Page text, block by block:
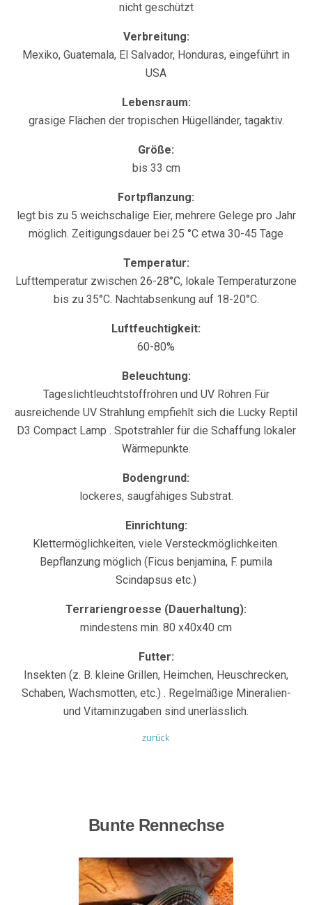
nicht geschützt
Verbreitung:
Mexiko, Guatemala, El Salvador, Honduras, eingeführt in
USA
Lebensraum:
grasige Flächen der tropischen Hügelländer, tagaktiv.
Größe:
bis 33 cm
Fortpflanzung:
legt bis zu 5 weichschalige Eier, mehrere Gelege pro Jahr
möglich. Zeitigungsdauer bei 25 °C etwa 30-45 Tage
Temperatur:
Lufttemperatur zwischen 26-28°C, lokale Temperaturzone
bis zu 35°C. Nachtabsenkung auf 18-20°C.
Luftfeuchtigkeit:
60-80%
Beleuchtung:
Tageslichtleuchtstoffröhren und UV Röhren Für
ausreichende UV Strahlung empfiehlt sich die Lucky Reptil
D3 Compact Lamp . Spotstrahler für die Schaffung lokaler
Wärmepunkte.
Bodengrund:
lockeres, saugfähiges Substrat.
Einrichtung:
Klettermöglichkeiten, viele Versteckmöglichkeiten.
Bepflanzung möglich (Ficus benjamina, F. pumila
Scindapsus etc.)
Terrariengroesse (Dauerhaltung):
mindestens min. 80 x40x40 cm
Futter:
Insekten (z. B. kleine Grillen, Heimchen, Heuschrecken,
Schaben, Wachsmotten, etc.) . Regelmäßige Mineralien-
und Vitaminzugaben sind unerlässlich.
zurück
Bunte Rennechse